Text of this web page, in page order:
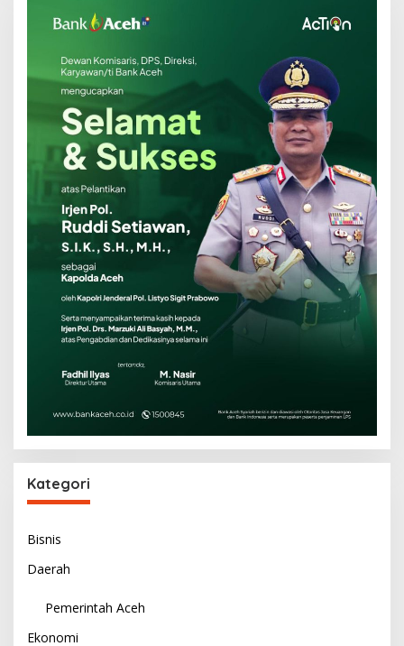
Kategori
Bisnis
Daerah
Pemerintah Aceh
Ekonomi